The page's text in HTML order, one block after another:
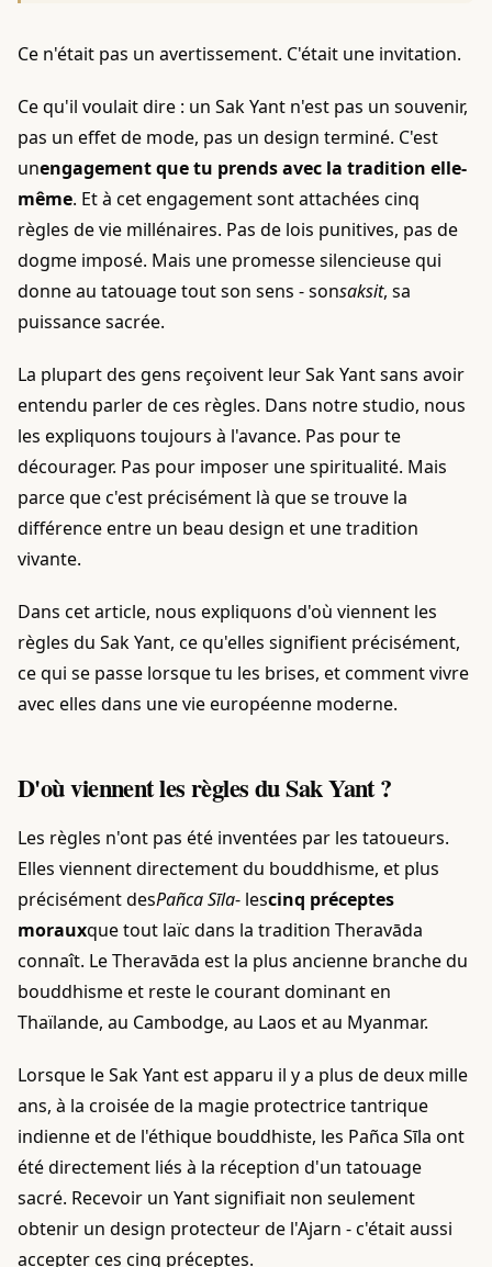
Ce n'était pas un avertissement. C'était une invitation.
Ce qu'il voulait dire : un Sak Yant n'est pas un souvenir,
pas un effet de mode, pas un design terminé. C'est
unengagement que tu prends avec la tradition elle-
même. Et à cet engagement sont attachées cinq
règles de vie millénaires. Pas de lois punitives, pas de
dogme imposé. Mais une promesse silencieuse qui
donne au tatouage tout son sens - sonsaksit, sa
puissance sacrée.
La plupart des gens reçoivent leur Sak Yant sans avoir
entendu parler de ces règles. Dans notre studio, nous
les expliquons toujours à l'avance. Pas pour te
décourager. Pas pour imposer une spiritualité. Mais
parce que c'est précisément là que se trouve la
différence entre un beau design et une tradition
vivante.
Dans cet article, nous expliquons d'où viennent les
règles du Sak Yant, ce qu'elles signifient précisément,
ce qui se passe lorsque tu les brises, et comment vivre
avec elles dans une vie européenne moderne.
D'où viennent les règles du Sak Yant ?
Les règles n'ont pas été inventées par les tatoueurs.
Elles viennent directement du bouddhisme, et plus
précisément desPañca Sīla- lescinq préceptes
morauxque tout laïc dans la tradition Theravāda
connaît. Le Theravāda est la plus ancienne branche du
bouddhisme et reste le courant dominant en
Thaïlande, au Cambodge, au Laos et au Myanmar.
Lorsque le Sak Yant est apparu il y a plus de deux mille
ans, à la croisée de la magie protectrice tantrique
indienne et de l'éthique bouddhiste, les Pañca Sīla ont
été directement liés à la réception d'un tatouage
sacré. Recevoir un Yant signifiait non seulement
obtenir un design protecteur de l'Ajarn - c'était aussi
accepter ces cinq préceptes.